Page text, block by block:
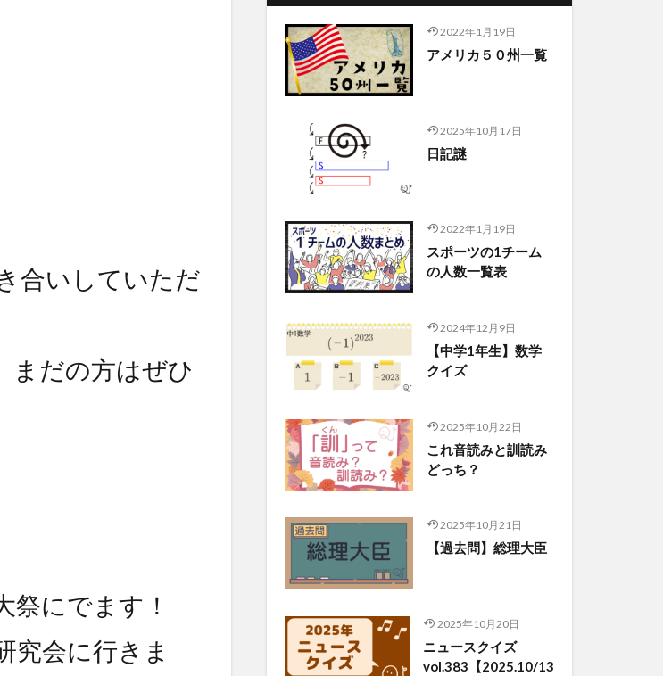
合いしていただ
まだの方はぜひ
祭にでます！
究会に行きま
2022年1月19日
アメリカ５０州一覧
2025年10月17日
日記謎
2022年1月19日
スポーツの1チーム
の人数一覧表
2024年12月9日
【中学1年生】数学
クイズ
2025年10月22日
これ音読みと訓読み
どっち？
2025年10月21日
【過去問】総理大臣
2025年10月20日
ニュースクイズ
vol.383【2025.10/13